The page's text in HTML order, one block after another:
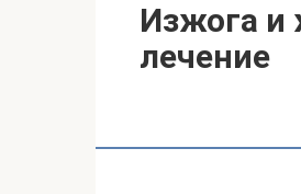
Изжога
лечение